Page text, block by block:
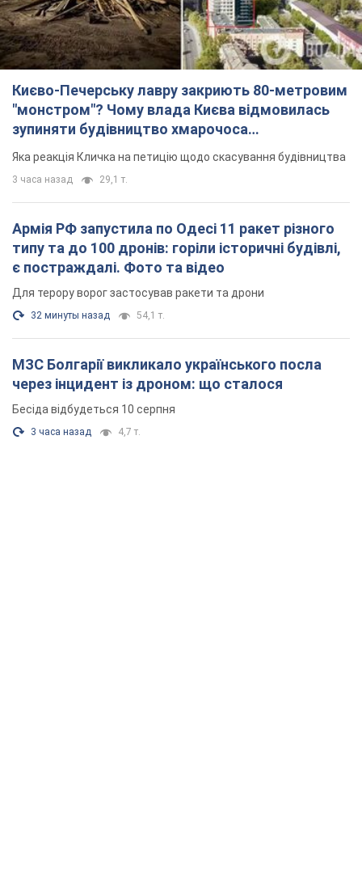
Києво-Печерську лавру закриють 80-метровим
"монстром"? Чому влада Києва відмовилась
зупиняти будівництво хмарочоса
"московського вірянина"
Яка реакція Кличка на петицію щодо скасування будівництва
3 часа назад 29,1 т.
Армія РФ запустила по Одесі 11 ракет різного
типу та до 100 дронів: горіли історичні будівлі,
є постраждалі. Фото та відео
Для терору ворог застосував ракети та дрони
32 минуты назад 54,1 т.
МЗС Болгарії викликало українського посла
через інцидент із дроном: що сталося
Бесіда відбудеться 10 серпня
3 часа назад 4,7 т.